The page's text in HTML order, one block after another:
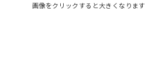
画像をクリックすると大きくなります